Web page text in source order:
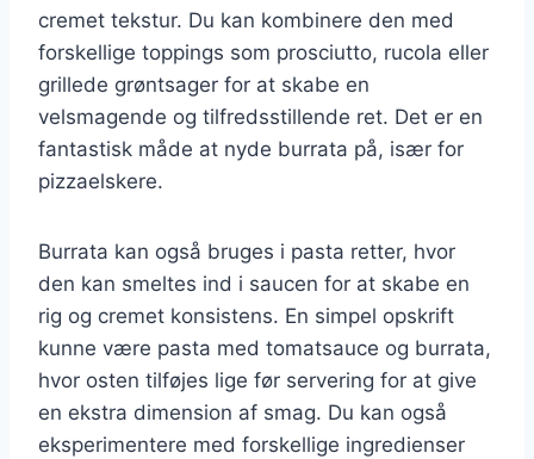
cremet tekstur. Du kan kombinere den med
forskellige toppings som prosciutto, rucola eller
grillede grøntsager for at skabe en
velsmagende og tilfredsstillende ret. Det er en
fantastisk måde at nyde burrata på, især for
pizzaelskere.
Burrata kan også bruges i pasta retter, hvor
den kan smeltes ind i saucen for at skabe en
rig og cremet konsistens. En simpel opskrift
kunne være pasta med tomatsauce og burrata,
hvor osten tilføjes lige før servering for at give
en ekstra dimension af smag. Du kan også
eksperimentere med forskellige ingredienser